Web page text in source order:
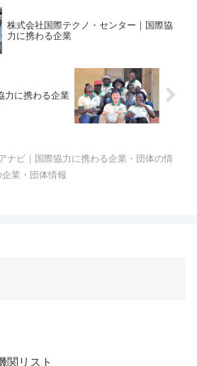
株式会社国際テクノ・センター｜国際協
力に携わる企業
力に携わる企業
ナビ｜国際協力に携わる企業・団体の情
業・団体情報
関リスト